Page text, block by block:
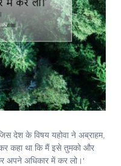
देश के विषय यहोवा ने अब्राहम,
कहा था कि मैं इसे तुमको और
अपने अधिकार में कर लो।'